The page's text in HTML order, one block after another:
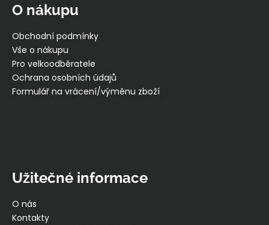
O nákupu
Obchodní podmínky
Vše o nákupu
Pro velkoodběratele
Ochrana osobních údajů
Formulář na vrácení/výměnu zboží
Užitečné informace
O nás
Kontakty